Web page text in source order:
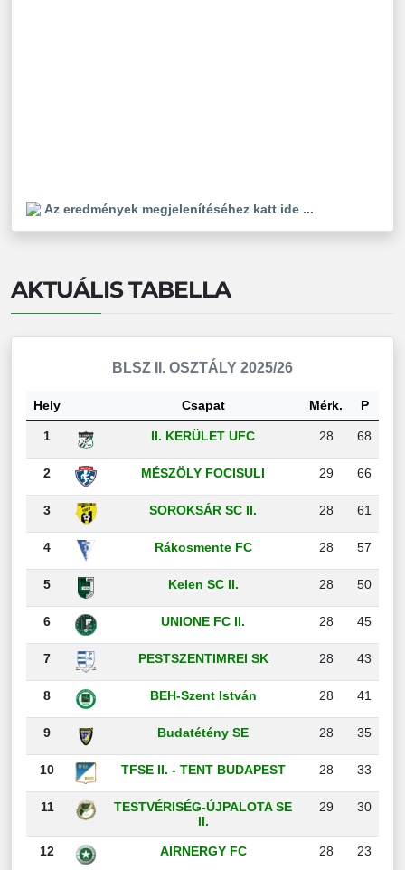
Az eredmények megjelenítéséhez katt ide ...
AKTUÁLIS TABELLA
BLSZ II. OSZTÁLY 2025/26
Hely Csapat Mérk. P
1 II. KERÜLET UFC 28 68
2 MÉSZÖLY FOCISULI 29 66
3 SOROKSÁR SC II. 28 61
4 Rákosmente FC 28 57
5 Kelen SC II. 28 50
6 UNIONE FC II. 28 45
7 PESTSZENTIMREI SK 28 43
8 BEH-Szent István 28 41
9 Budatétény SE 28 35
10 TFSE II. - TENT BUDAPEST 28 33
11
TESTVÉRISÉG-ÚJPALOTA SE
II.
29 30
12 AIRNERGY FC 28 23